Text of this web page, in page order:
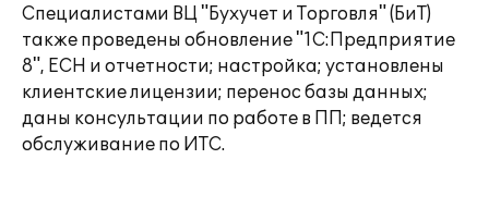
Специалистами ВЦ "Бухучет и Торговля" (БиТ)
также проведены обновление "1С:Предприятие
8", ЕСН и отчетности; настройка; установлены
клиентские лицензии; перенос базы данных;
даны консультации по работе в ПП; ведется
обслуживание по ИТС.